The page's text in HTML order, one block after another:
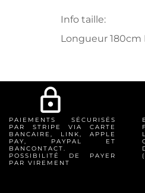
lock_outline
PAIEMENTS SÉCURISÉS
PAR STRIPE VIA CARTE
BANCAIRE, LINK, APPLE
PAY, PAYPAL ET
BANCONTACT.
POSSIBILITÉ DE PAYER
PAR VIREMENT
Info taille:
Longueur 180cm